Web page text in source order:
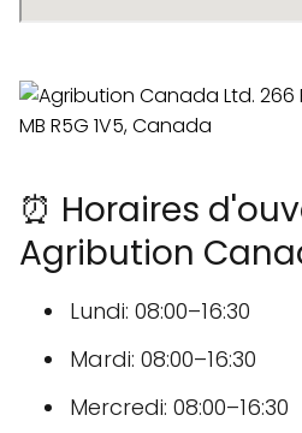
⏰ Horaires
Agribution
Lundi: 08:00–16:30
Mardi: 08:00–16:30
Mercredi: 08:00–16:30